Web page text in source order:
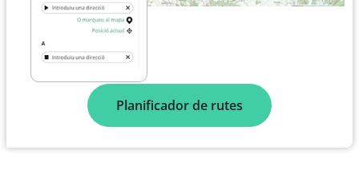
Planificador de rutes